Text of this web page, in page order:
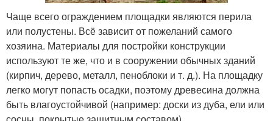
Чаще всего ограждением площадки являются перила
или полустены. Всё зависит от пожеланий самого
хозяина. Материалы для постройки конструкции
используют те же, что и в сооружении обычных зданий
(кирпич, дерево, металл, пеноблоки и т. д.). На площадку
легко могут попасть осадки, поэтому древесина должна
быть влагоустойчивой (например: доски из дуба, ели или